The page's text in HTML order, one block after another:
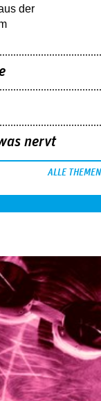
der
nervt
ALLE THEMEN